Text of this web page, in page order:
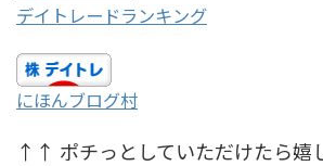
デイトレードランキング
にほんブログ村
↑↑ ポチっとしていただけたら嬉